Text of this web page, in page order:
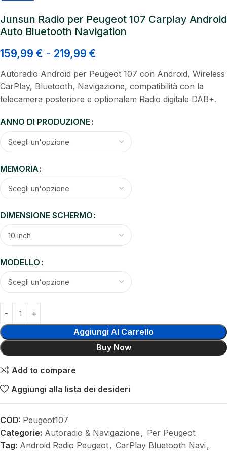
Junsun Radio per Peugeot 107 Carplay Android
Auto Bluetooth Navigation
159,99 € - 219,99 €
Autoradio Android per Peugeot 107 con Android, Wireless
CarPlay, Bluetooth, Navigazione, compatibilità con la
telecamera posteriore e optionalem Radio digitale DAB+.
ANNO DI PRODUZIONE
MEMORIA
DIMENSIONE SCHERMO
MODELLO
Aggiungi Al Carrello
Buy Now
Add to compare
Aggiungi alla lista dei desideri
COD: Peugeot107
Categorie: Autoradio & Navigazione , Per Peugeot
Tag: Android Radio Peugeot, CarPlay Bluetooth Navi ,